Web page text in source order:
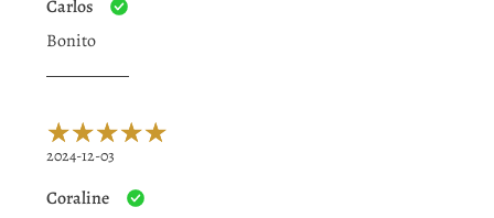
Carlos
Bonito
2024-12-03
Coraline